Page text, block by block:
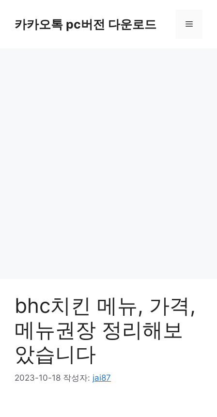
카카오톡 pc버전 다운로드 메
bhc치킨 메뉴, 가격,
메뉴권장 정리해보
았습니다
2023-10-18 작성자: jai87